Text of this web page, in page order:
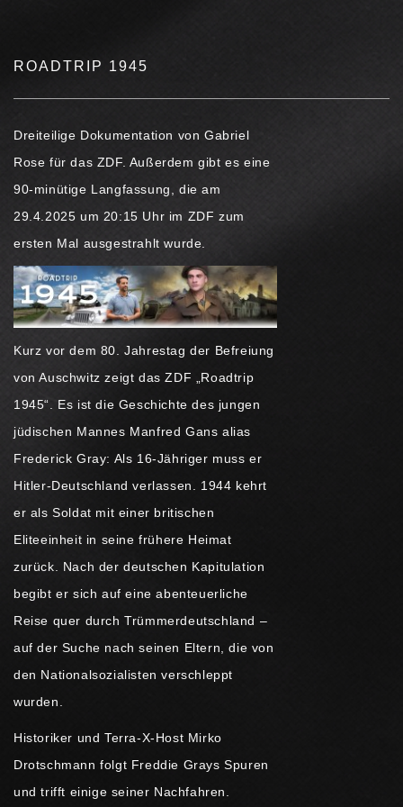
ROADTRIP 1945
Dreiteilige Dokumentation von Gabriel
Rose für das ZDF. Außerdem gibt es eine
90-minütige Langfassung, die am
29.4.2025 um 20:15 Uhr im ZDF zum
ersten Mal ausgestrahlt wurde.
Kurz vor dem 80. Jahrestag der Befreiung
von Auschwitz zeigt das ZDF „Roadtrip
1945“. Es ist die Geschichte des jungen
jüdischen Mannes Manfred Gans alias
Frederick Gray: Als 16-Jähriger muss er
Hitler-Deutschland verlassen. 1944 kehrt
er als Soldat mit einer britischen
Eliteeinheit in seine frühere Heimat
zurück. Nach der deutschen Kapitulation
begibt er sich auf eine abenteuerliche
Reise quer durch Trümmerdeutschland –
auf der Suche nach seinen Eltern, die von
den Nationalsozialisten verschleppt
wurden.
Historiker und Terra-X-Host Mirko
Drotschmann folgt Freddie Grays Spuren
und trifft einige seiner Nachfahren.